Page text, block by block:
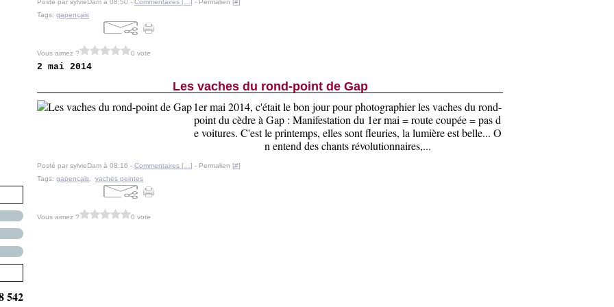
542
Posté par sylvieDam à 08:50 - Commentaires [ ] - Permalien [#]
Tags: gapençais
Vous aimez ? 0 vote
2 mai 2014
Les vaches du rond-point de Gap
1er mai 2014, c'était le bon jour pour photographier les vaches du rond-
point du cèdre à Gap : Manifestation du 1er mai = route coupée = pas d
e voitures. C'est le printemps, elles sont fleuries, la lumière est belle... O
n entend des chants révolutionnaires,...
Posté par sylvieDam à 08:16 - Commentaires [ ] - Permalien [#]
Tags: gapençais vaches peintes
Vous aimez ? 0 vote